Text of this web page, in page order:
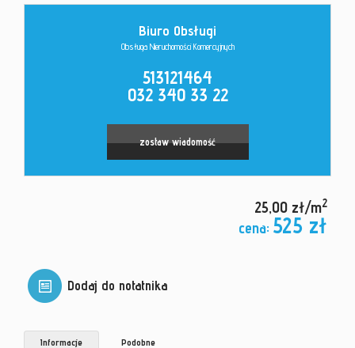
Biuro Obsługi
Obsługa Nieruchomości Komercyjnych
513121464
032 340 33 22
zostaw wiadomość
25,00 zł/m2
cena: 525 zł
Dodaj do notatnika
Informacje
Podobne